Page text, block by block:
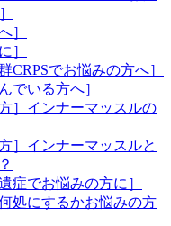
］
］
CRPSでお悩みの方へ］
でいる方へ］
］インナーマッスルの
］インナーマッスルと
症でお悩みの方に］
処にするかお悩みの方